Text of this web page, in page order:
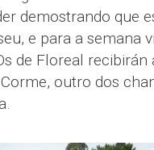
demostrando que
e para a semana
de Floreal recibirán
outro dos